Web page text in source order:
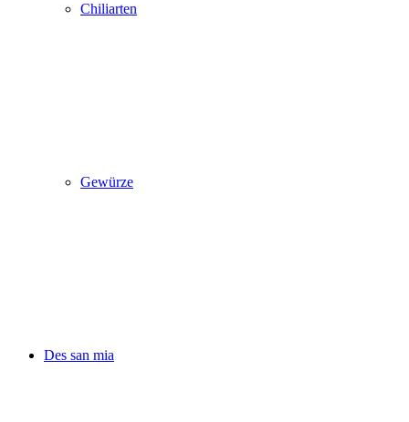
Chiliarten
Gewürze
Des san mia